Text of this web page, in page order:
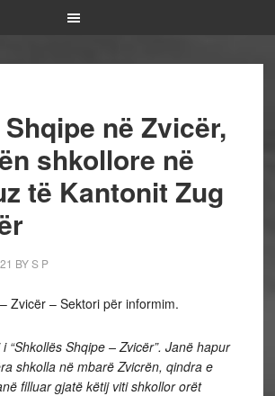
në Zvicër,
shkollore në
të Kantonit Zug
BYS P
Zvicër – Sektori për informim.
“Shkollës Shqipe – Zvicër”. Janë hapur
shkolla në mbarë Zvicrën, qindra e
filluar gjatë këtij viti shkollor orët